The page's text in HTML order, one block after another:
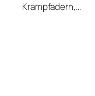
Krampfadern,…